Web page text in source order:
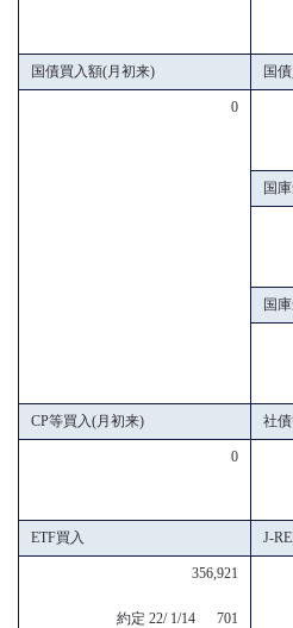
国債買入額(月初来) 国
0
国
国
CP等買入(月初来) 社
0
ETF買入 J-
356,921
約定 22/ 1/14 701